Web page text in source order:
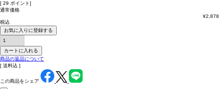
[ 29 ポイント]
通常価格
¥2,878
税込
お気に入りに登録する
カートに入れる
商品の返品について
送料込
この商品をシェア